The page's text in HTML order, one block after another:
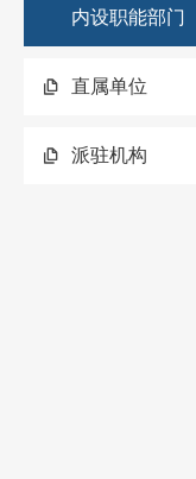
内设职能部门
直属单位
派驻机构